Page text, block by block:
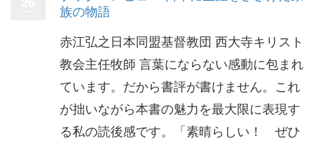
族の物語
赤江弘之日本同盟基督教団 西大寺キリスト
教会主任牧師 言葉にならない感動に包まれ
ています。だから書評が書けません。これ
が拙いながら本書の魅力を最大限に表現す
る私の読後感です。「素晴らしい！ ぜひ